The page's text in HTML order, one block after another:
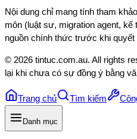
Nội dung chỉ mang tính tham
môn (luật sư, migration agent,
nguồn chính thức trước khi quyết
© 2026 tintuc.com.au. All rights
lại khi chưa có sự đồng ý bằng
Trang chủ Tìm kiếm
Danh mục